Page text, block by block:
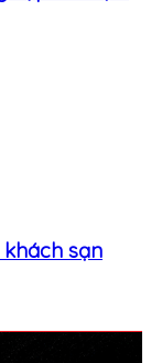
sạn